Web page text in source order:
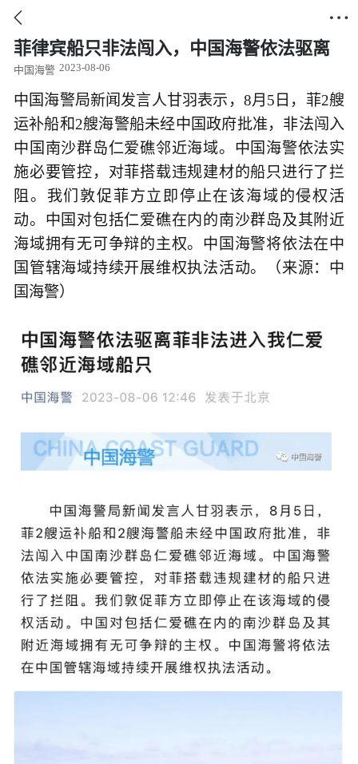
 
菲律宾船只非法闯入，中国海警依法驱离
中国海警 2023-08-06
中国海警局新闻发言人甘羽表示，8月5日，菲2艘
运补船和2艘海警船未经中国政府批准，非法闯入
中国南沙群岛仁爱礁邻近海域。中国海警依法实
施必要管控，对菲搭载违规建材的船只进行了拦
阻。我们敦促菲方立即停止在该海域的侵权活
动。中国对包括仁爱礁在内的南沙群岛及其附近
海域拥有无可争辩的主权。中国海警将依法在中
国管辖海域持续开展维权执法活动。（来源：中
国海警）